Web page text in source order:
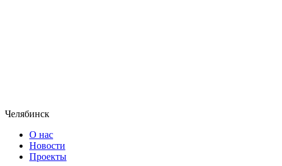
Челябинск
О нас
Новости
Проекты